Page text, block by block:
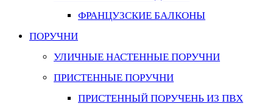
ФРАНЦУЗСКИЕ БАЛКОНЫ
ПОРУЧНИ
УЛИЧНЫЕ НАСТЕННЫЕ ПОРУЧНИ
ПРИСТЕННЫЕ ПОРУЧНИ
ПРИСТЕННЫЙ ПОРУЧЕНЬ ИЗ ПВХ